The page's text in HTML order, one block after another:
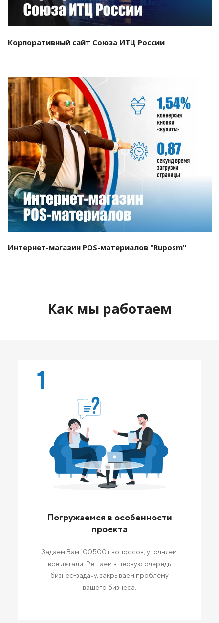
Корпоративный сайт Союза ИТЦ России
Смотреть проект
Интернет-магазин POS-материалов "Ruposm"
Как мы работаем
1
Погружаемся в особенности
проекта
Задаем Вам 100500+ вопросов, уточняем
все детали. Решаем в первую очередь
бизнес-задачу, закрываем проблему
вашего бизнеса.